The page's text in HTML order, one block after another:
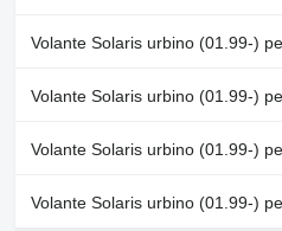
Volante Solaris urbino (01.99-)
Volante Solaris urbino (01.99-)
Volante Solaris urbino (01.99-)
Volante Solaris urbino (01.99-)